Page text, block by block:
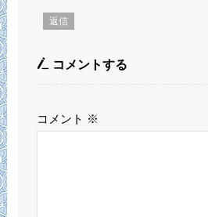
返信
コメントする
コメント ※